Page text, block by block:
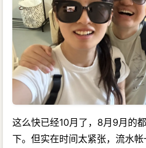
这么快已经10月了，8月9月的
下。但实在时间太紧张，流水